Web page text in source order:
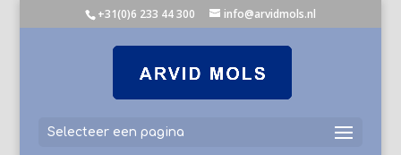
+31(0)6 233 44 300 info@arvidmols.nl
Selecteer een pagina